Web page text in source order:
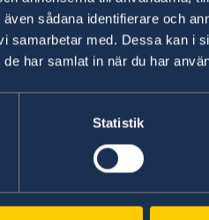
sådana identifierare och
samarbetar med. Dessa kan i
har samlat in när du har
Statistik
3.21 PM